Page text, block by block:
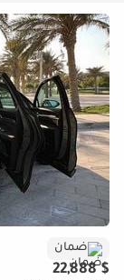
ضمان
$ 22,888